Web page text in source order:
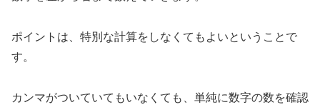
ポイントは、特別な計算をしなくてもよいということで
す。
カンマがついていてもいなくても、単純に数字の数を確認